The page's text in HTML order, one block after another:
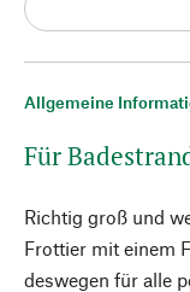
Allgemeine
Für
Richtig groß und
Frottier mit einem
deswegen für alle